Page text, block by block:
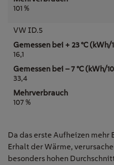
101 %
VW ID.5
16,1
33,4
107 %
Da das erste Aufheizen mehr
Erhalt der Wärme,
besonders hohen